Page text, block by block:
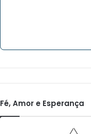
Fé, Amor e Esperança